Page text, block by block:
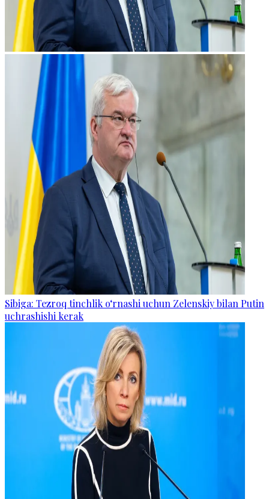
Sibiga: Tezroq tinchlik o‘rnashi uchun Zelenskiy bilan Putin
uchrashishi kerak